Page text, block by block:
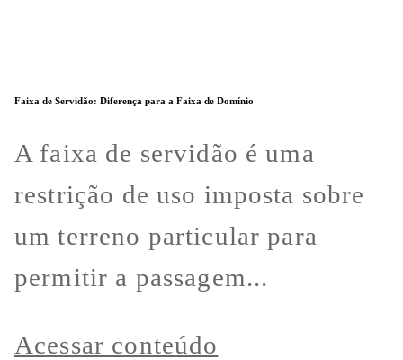
Faixa de Servidão: Diferença para a Faixa de Domínio
A faixa de servidão é uma
restrição de uso imposta sobre
um terreno particular para
permitir a passagem...
Acessar conteúdo